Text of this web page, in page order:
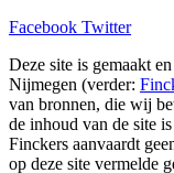
Facebook Twitter
Deze site is gemaakt
Nijmegen (verder:
van bronnen, die wij
de inhoud van de site
Finckers aanvaardt
op deze site vermelde